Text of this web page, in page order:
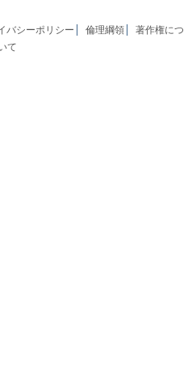
バシーポリシー 倫理綱領
著作権につ
て